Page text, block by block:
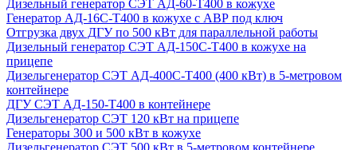
Дизельный генератор СЭТ АД-60-Т400 в кожухе
Генератор АД-16С-Т400 в кожухе с АВР под ключ
Отгрузка двух ДГУ по 500 кВт для параллельной работы
Дизельный генератор СЭТ АД-150С-Т400 в кожухе на
прицепе
Дизельгенератор СЭТ АД-400С-Т400 (400 кВт) в 5-метровом
контейнере
ДГУ СЭТ АД-150-Т400 в контейнере
Дизельгенератор СЭТ 120 кВт на прицепе
Генераторы 300 и 500 кВт в кожухе
Дизельгенератор СЭТ 500 кВт в 5-метровом контейнере